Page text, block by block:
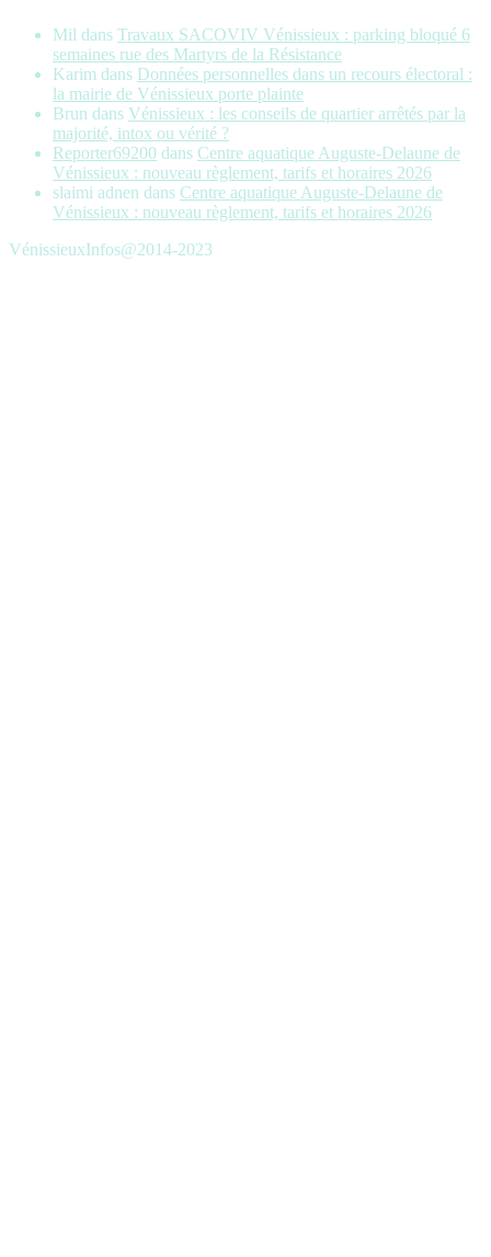
Mil dans Travaux SACOVIV Vénissieux : parking bloqué 6
semaines rue des Martyrs de la Résistance
Karim dans Données personnelles dans un recours électoral :
la mairie de Vénissieux porte plainte
Brun dans Vénissieux : les conseils de quartier arrêtés par la
majorité, intox ou vérité ?
Reporter69200 dans Centre aquatique Auguste-Delaune de
Vénissieux : nouveau règlement, tarifs et horaires 2026
slaimi adnen dans Centre aquatique Auguste-Delaune de
Vénissieux : nouveau règlement, tarifs et horaires 2026
VénissieuxInfos@2014-2023